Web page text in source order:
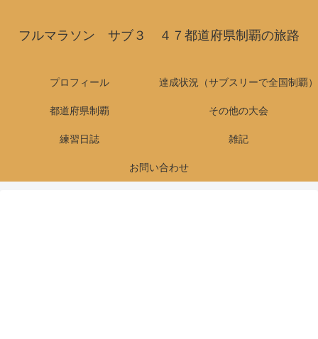
フルマラソン サブ３ ４７都道府県制覇の旅路
プロフィール 達成状況（サブスリーで全国制覇）
都道府県制覇 その他の大会
練習日誌 雑記
お問い合わせ